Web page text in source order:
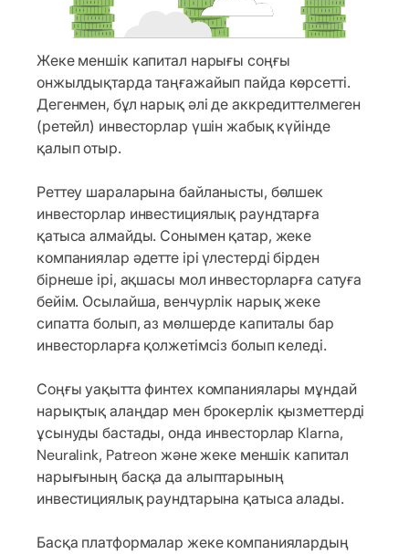
Жеке меншік капитал нарығы соңғы
онжылдықтарда таңғажайып пайда көрсетті.
Дегенмен, бұл нарық әлі де аккредиттелмеген
(ретейл) инвесторлар үшін жабық күйінде
қалып отыр.
Реттеу шараларына байланысты, бөлшек
инвесторлар инвестициялық раундтарға
қатыса алмайды. Сонымен қатар, жеке
компаниялар әдетте ірі үлестерді бірден
бірнеше ірі, ақшасы мол инвесторларға сатуға
бейім. Осылайша, венчурлік нарық жеке
сипатта болып, аз мөлшерде капиталы бар
инвесторларға қолжетімсіз болып келеді.
Соңғы уақытта финтех компаниялары мұндай
нарықтық алаңдар мен брокерлік қызметтерді
ұсынуды бастады, онда инвесторлар Klarna,
Neuralink, Patreon және жеке меншік капитал
нарығының басқа да алыптарының
инвестициялық раундтарына қатыса алады.
Басқа платформалар жеке компаниялардың